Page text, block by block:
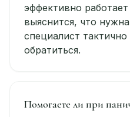
эффективно
выяснится, что
специалист
обратиться.
Помогаете ли при